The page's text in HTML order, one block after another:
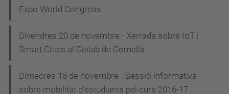
Expo World Congress
Divendres 20 de novembre - Xerrada sobre IoT i
Smart Cities al Citilab de Cornellà
Dimecres 18 de novembre - Sessió informativa
sobre mobilitat d'estudiants pel curs 2016-17